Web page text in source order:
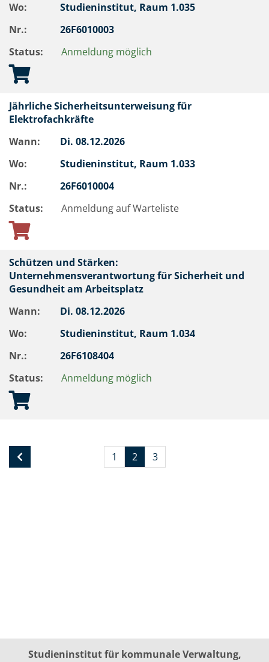
Wo:
Studieninstitut, Raum 1.035
Nr.:
26F6010003
Status:
Anmeldung möglich
Jährliche Sicherheitsunterweisung für
Elektrofachkräfte
Wann:
Di. 08.12.2026
Wo:
Studieninstitut, Raum 1.033
Nr.:
26F6010004
Status:
Anmeldung auf Warteliste
Schützen und Stärken:
Unternehmensverantwortung für Sicherheit und
Gesundheit am Arbeitsplatz
Wann:
Di. 08.12.2026
Wo:
Studieninstitut, Raum 1.034
Nr.:
26F6108404
Status:
Anmeldung möglich
1 2 3
Studieninstitut für kommunale Verwaltung,